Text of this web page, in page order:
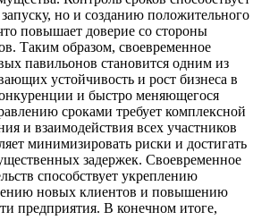
но и созданию положительного
повышает доверие со стороны
Таким образом, своевременное
павильонов становится одним из
устойчивость и рост бизнеса в
и быстро меняющегося
сроками требует комплексной
и взаимодействия всех участников
минимизировать риски и достигать
задержек. Своевременное
способствует укреплению
новых клиентов и повышению
предприятия. В конечном итоге,